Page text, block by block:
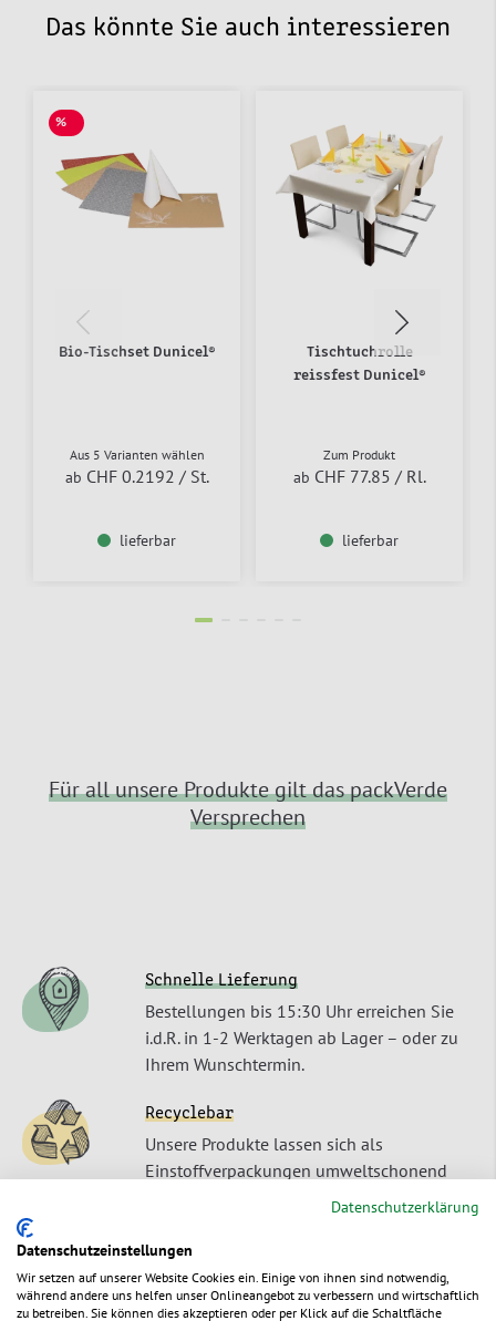
Das könnte Sie auch interessieren
%
Bio-Tischset Dunicel®
Aus 5 Varianten wählen
ab CHF 0.2192 / St.
lieferbar
Tischtuchrolle
reissfest Dunicel®
Zum Produkt
ab CHF 77.85 / Rl.
lieferbar
Für all unsere Produkte gilt das packVerde
Versprechen
Schnelle Lieferung
Bestellungen bis 15:30 Uhr erreichen Sie
i.d.R. in 1-2 Werktagen ab Lager – oder zu
Ihrem Wunschtermin.
Recyclebar
Unsere Produkte lassen sich als
Einstoffverpackungen umweltschonend
Nachwachsender Rohstoff
Unser Produkte sind aus einem
ursprünglich nachwachsendem Rohstoff
Datenschutzerklärung
Datenschutzeinstellungen
Wir setzen auf unserer Website Cookies ein. Einige von ihnen sind notwendig,
während andere uns helfen unser Onlineangebot zu verbessern und wirtschaftlich
zu betreiben. Sie können dies akzeptieren oder per Klick auf die Schaltfläche